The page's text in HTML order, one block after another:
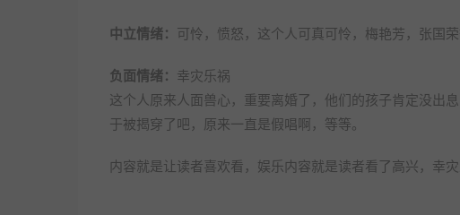
中立情绪： 可怜，愤怒，这个人可真可怜，梅艳芳，张国
负面情绪： 幸灾乐祸
这个人原来人面兽心，重要离婚了，他们的孩子肯定没出
于被揭穿了吧，原来一直是假唱啊，等等。
内容就是让读者喜欢看，娱乐内容就是读者看了高兴，幸